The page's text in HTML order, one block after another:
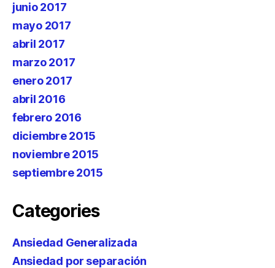
junio 2017
mayo 2017
abril 2017
marzo 2017
enero 2017
abril 2016
febrero 2016
diciembre 2015
noviembre 2015
septiembre 2015
Categories
Ansiedad Generalizada
Ansiedad por separación